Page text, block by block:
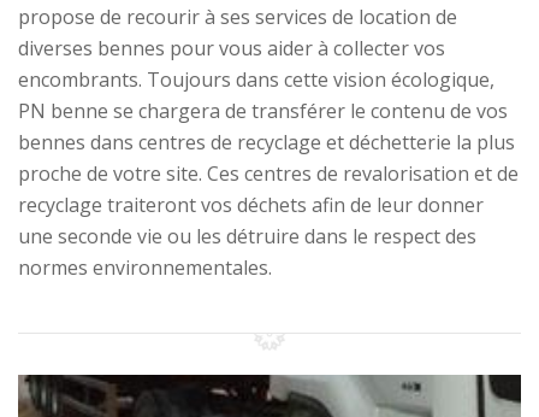
propose de recourir à ses services de location de
diverses bennes pour vous aider à collecter vos
encombrants. Toujours dans cette vision écologique,
PN benne se chargera de transférer le contenu de vos
bennes dans centres de recyclage et déchetterie la plus
proche de votre site. Ces centres de revalorisation et de
recyclage traiteront vos déchets afin de leur donner
une seconde vie ou les détruire dans le respect des
normes environnementales.